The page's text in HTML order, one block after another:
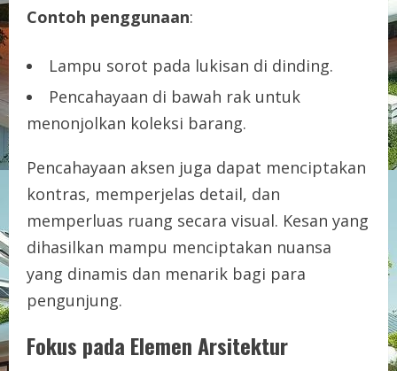
Contoh penggunaan:
Lampu sorot pada lukisan di dinding.
Pencahayaan di bawah rak untuk
menonjolkan koleksi barang.
Pencahayaan aksen juga dapat menciptakan
kontras, memperjelas detail, dan
memperluas ruang secara visual. Kesan yang
dihasilkan mampu menciptakan nuansa
yang dinamis dan menarik bagi para
pengunjung.
Fokus pada Elemen Arsitektur